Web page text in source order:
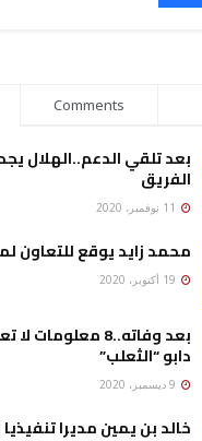
Comments
بعد تلقي الدعم..الهلال
الفريق
محمد زايد يوقع للتعاون
بعد وفاته..8
دابو “الثعلب”
خالد بن يمين مديرا تنفيذيا